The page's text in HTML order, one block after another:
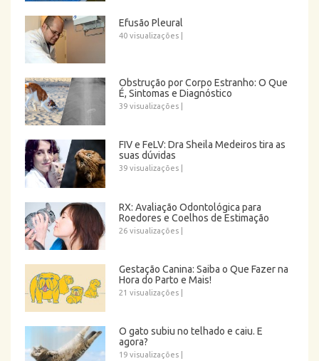
Efusão Pleural
40 visualizações
Obstrução por Corpo Estranho: O Que
É, Sintomas e Diagnóstico
39 visualizações
FIV e FeLV: Dra Sheila Medeiros tira as
suas dúvidas
39 visualizações
RX: Avaliação Odontológica para
Roedores e Coelhos de Estimação
26 visualizações
Gestação Canina: Saiba o Que Fazer na
Hora do Parto e Mais!
21 visualizações
O gato subiu no telhado e caiu. E
agora?
19 visualizações